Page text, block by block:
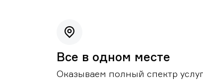
Все в одном месте
Оказываем полный спектр